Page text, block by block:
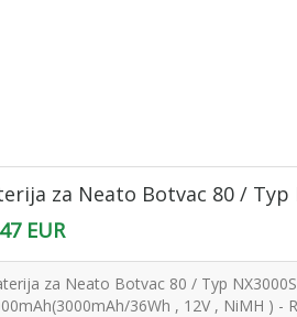
za Neato Botvac 80 / Typ
EUR
za Neato Botvac 80 / Typ
36Wh , 12V , NiMH ) -